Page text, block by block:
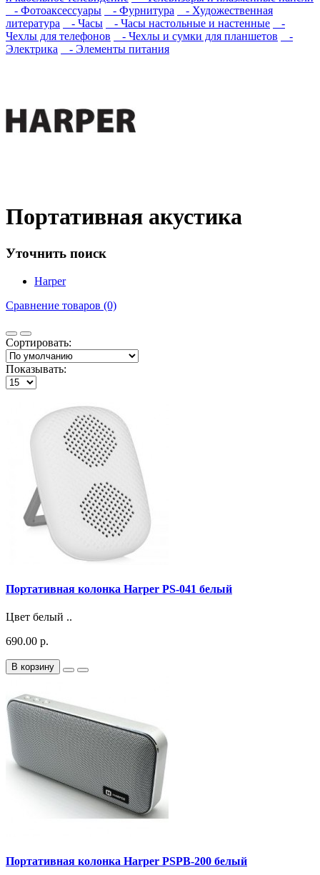
- Фотоаксессуары
- Фурнитура
- Художественная
литература
- Часы - Часы настольные и настенные
-
Чехлы для телефонов
- Чехлы и сумки для планшетов
-
Электрика
- Элементы питания
Портативная акустика
Уточнить поиск
Harper
Сравнение товаров (0)
Сортировать:
Показывать:
Портативная колонка Harper PS-041 белый
Цвет белый ..
690.00 р.
В корзину
Портативная колонка Harper PSPB-200 белый